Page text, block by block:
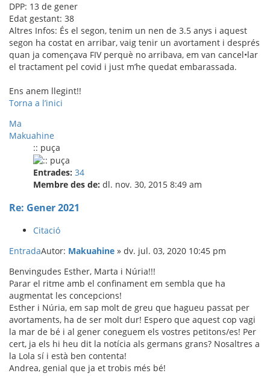
DPP: 13 de gener
Edat gestant: 38
Altres Infos: És el segon, tenim un nen de 3.5 anys i aquest
segon ha costat en arribar, vaig tenir un avortament i després
quan ja començava FIV perquè no arribava, em van cancel•lar
el tractament pel covid i just m’he quedat embarassada.
Ens anem llegint!!
Torna a l’inici
Ma
Makuahine
:: puça
Entrades: 34
Membre des de: dl. nov. 30, 2015 8:49 am
Re: Gener 2021
Citació
EntradaAutor: Makuahine » dv. jul. 03, 2020 10:45 pm
Benvingudes Esther, Marta i Núria!!!
Parar el ritme amb el confinament em sembla que ha
augmentat les concepcions!
Esther i Núria, em sap molt de greu que hagueu passat per
avortaments, ha de ser molt dur! Espero que aquest cop vagi
la mar de bé i al gener coneguem els vostres petitons/es! Per
cert, ja els hi heu dit la notícia als germans grans? Nosaltres a
la Lola sí i està ben contenta!
Andrea, genial que ja et trobis més bé!